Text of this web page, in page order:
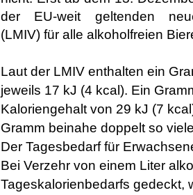
der EU-weit geltenden
(LMIV) für alle alkoholfreien
Laut der LMIV enthalten ein
jeweils 17 kJ (4 kcal). Ein
Kaloriengehalt von 29 kJ (7
Gramm beinahe doppelt so
Der Tagesbedarf für
Bei Verzehr von einem Liter
Tageskalorienbedarfs gedeckt,